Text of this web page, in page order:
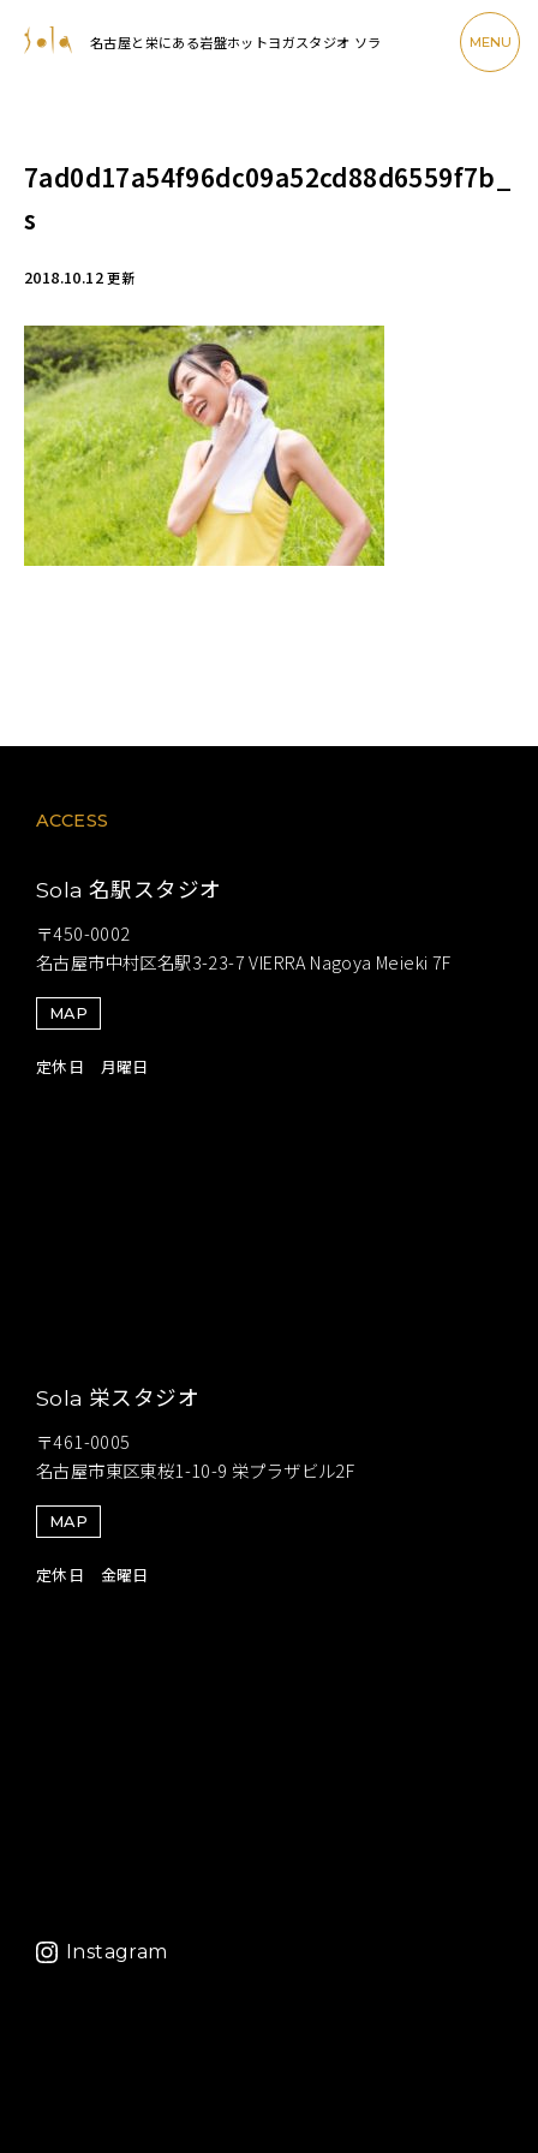
名古屋と栄にある岩盤ホットヨガスタジオ ソラ MENU
7ad0d17a54f96dc09a52cd88d6559f7b_
s
2018.10.12更新
ACCESS
Sola 名駅スタジオ
〒450-0002
名古屋市中村区名駅3-23-7 VIERRA Nagoya Meieki 7F
MAP
定休日 月曜日
Sola 栄スタジオ
〒461-0005
名古屋市東区東桜1-10-9 栄プラザビル2F
MAP
定休日 金曜日
Instagram